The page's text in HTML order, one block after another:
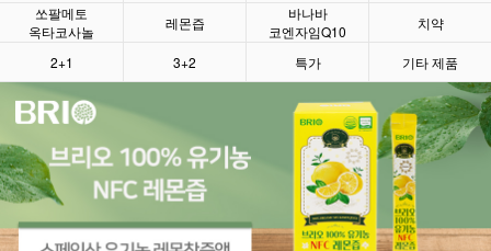
쏘팔메토
옥타코사놀
레몬즙
바나바
코엔자임Q10
치약
2+1 3+2 특가 기타 제품